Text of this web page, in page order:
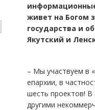
живет на Богом
государства и
Якутский и
– Мы участвуем в
епархии, в
шесть проектов!
другими